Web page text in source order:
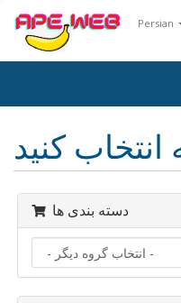
Persian
دسته بندی ها